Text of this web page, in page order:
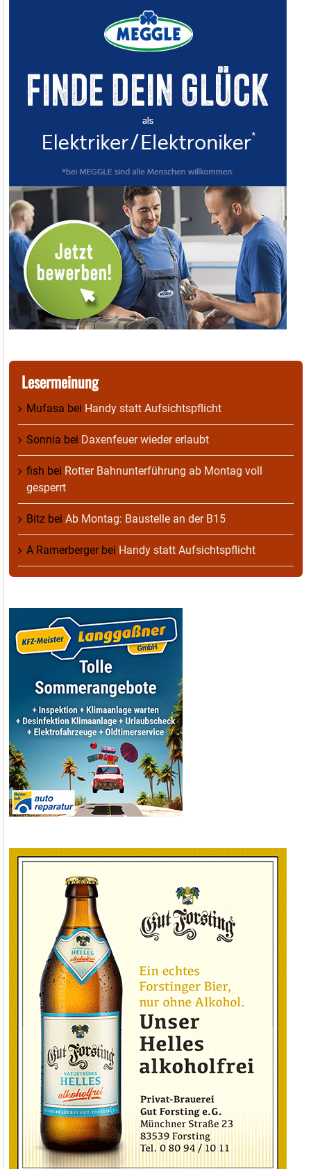
Lesermeinung
Mufasa bei Handy statt Aufsichtspflicht
Sonnia bei Daxenfeuer wieder erlaubt
fish bei Rotter Bahnunterführung ab Montag voll
gesperrt
Bitz bei Ab Montag: Baustelle an der B15
A Ramerbergerbei Handy statt Aufsichtspflicht